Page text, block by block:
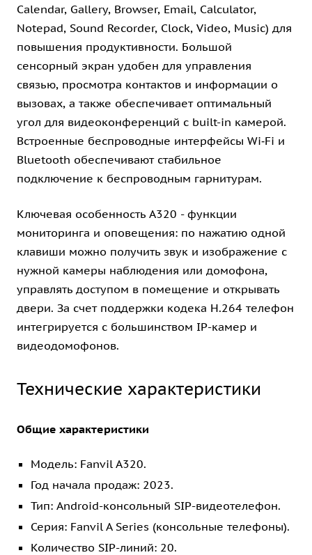
Calendar, Gallery, Browser, Email, Calculator,
Notepad, Sound Recorder, Clock, Video, Music) для
повышения продуктивности. Большой
сенсорный экран удобен для управления
связью, просмотра контактов и информации о
вызовах, а также обеспечивает оптимальный
угол для видеоконференций с built-in камерой.
Встроенные беспроводные интерфейсы Wi‑Fi и
Bluetooth обеспечивают стабильное
подключение к беспроводным гарнитурам.
Ключевая особенность A320 - функции
мониторинга и оповещения: по нажатию одной
клавиши можно получить звук и изображение с
нужной камеры наблюдения или домофона,
управлять доступом в помещение и открывать
двери. За счет поддержки кодека H.264 телефон
интегрируется с большинством IP-камер и
видеодомофонов.
Технические характеристики
Общие характеристики
Модель: Fanvil A320.
Год начала продаж: 2023.
Тип: Android-консольный SIP-видеотелефон.
Серия: Fanvil A Series (консольные телефоны).
Количество SIP-линий: 20.